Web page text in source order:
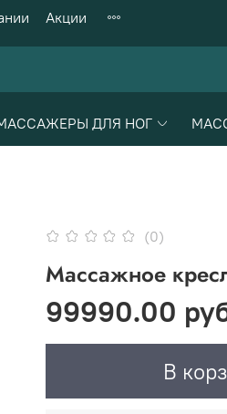
Акции
ДЛЯ НОГ
(0)
Массажное
99990.00
В